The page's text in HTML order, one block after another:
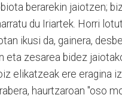
berarekin jaiotzen;
du Iriartek. Horri
ikusi da, gainera,
eta zesarea bidez
elikatzeak ere eragina
haurtzaroan "oso